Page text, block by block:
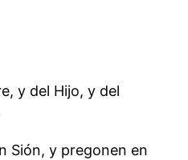
y del Hijo, y del
Sión, y pregonen en